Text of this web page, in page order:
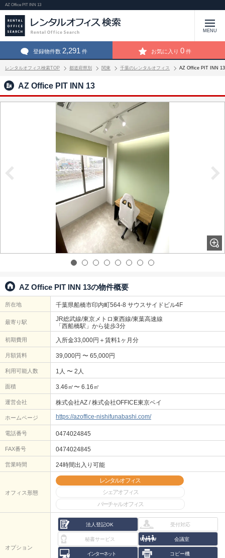
AZ Office PIT INN 13
MENU
登録物件数 2,291 件 お気に入り 0 件
レンタルオフィス検索TOP 都道府県別 関東 千葉のレンタルオフィス AZ Office PIT INN 13
AZ Office PIT INN 13
AZ Office PIT INN 13の物件概要
所在地 千葉県船橋市印内町564-8 サウスサイドビル4F
最寄り駅
JR総武線/東京メトロ東西線/東葉高速線
「西船橋駅」から徒歩3分
初期費用 入所金33,000円＋賃料1ヶ月分
月額賃料 39,000円 〜 65,000円
利用可能人数 1人 〜 2人
面積 3.46㎡〜 6.16㎡
運営会社 株式会社AZ / 株式会社OFFICE東京ベイ
ホームページ https://azoffice-nishifunabashi.com/
電話番号 0474024845
FAX番号 0474024845
営業時間 24時間出入り可能
オフィス形態
レンタルオフィス
シェアオフィス
バーチャルオフィス
オプション
法人登記OK 受付対応
秘書サービス 会議室
インターネット コピー機